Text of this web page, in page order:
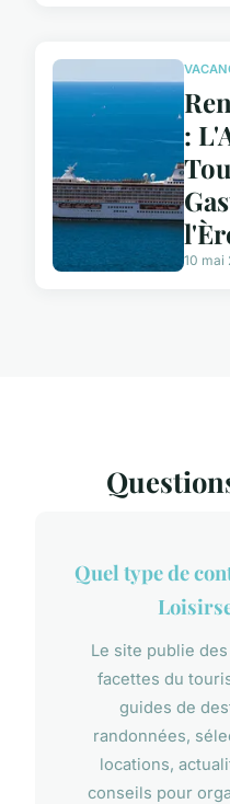
:
10 mai
Quel type de
Le site publie
facettes du
guides de
randonnées,
locations,
conseils pour